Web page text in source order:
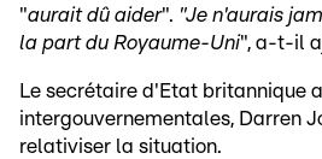
"aurait dû aider". "Je n'aurais
la part du Royaume-Uni", a-t-il
Le secrétaire d'Etat britannique
intergouvernementales, Darren
relativiser la situation.